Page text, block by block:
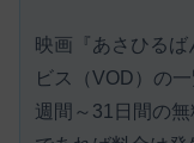
映画『あさひる
ビス（VOD）の
週間～31日間の